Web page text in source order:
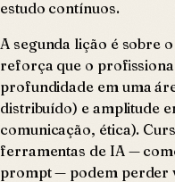
estudo contínuos.
A segunda lição é sobre
reforça que o
profundidade em uma
distribuído) e amplitude
comunicação, ética).
ferramentas de IA —
prompt — podem perder